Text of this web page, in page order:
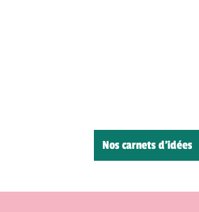
Nos carnets d’idées